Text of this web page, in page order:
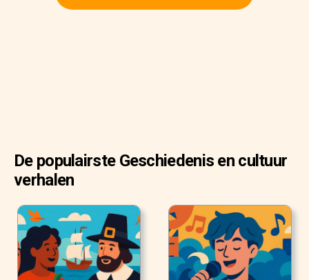
De populairste Geschiedenis en cultuur
verhalen